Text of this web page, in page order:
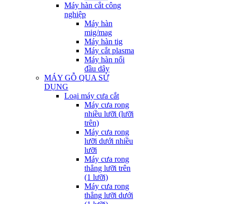
Máy hàn cắt công
nghiệp
Máy hàn
mig/mag
Máy hàn tig
Máy cắt plasma
Máy hàn nối
đầu dây
MÁY GỖ QUA SỬ
DỤNG
Loại máy cưa cắt
Máy cưa rong
nhiều lưỡi (lưỡi
trên)
Máy cưa rong
lưỡi dưới nhiều
lưỡi
Máy cưa rong
thẳng lưỡi trên
(1 lưỡi)
Máy cưa rong
thẳng lưỡi dưới